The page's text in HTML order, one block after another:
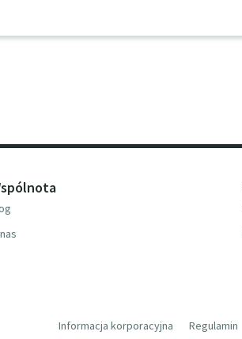
Informacja korporacyjna Regulamin